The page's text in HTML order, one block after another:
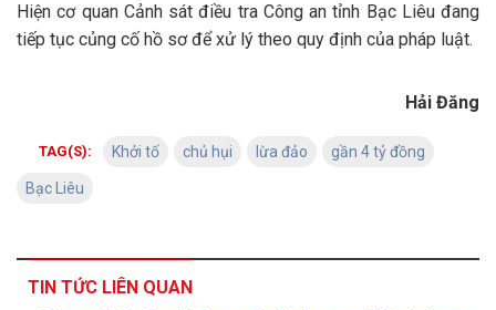
Hiện cơ quan Cảnh sát điều tra Công an tỉnh Bạc Liêu đang
tiếp tục củng cố hồ sơ để xử lý theo quy định của pháp luật.
Hải Đăng
TAG(S): Khởi tố chủ hụi lừa đảo gần 4 tỷ đồng
Bạc Liêu
TIN TỨC LIÊN QUAN